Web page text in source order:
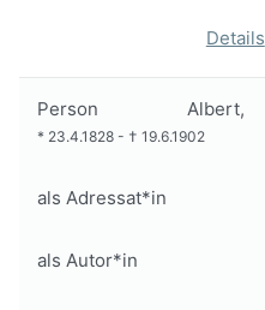
Details
Person Albert,
* 23.4.1828 - † 19.6.1902
als Adressat*in
als Autor*in